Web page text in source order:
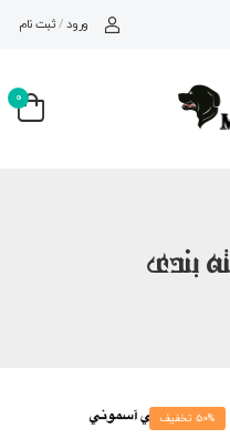
ورود / ثبت نام
0
بندی
50% تخفیف